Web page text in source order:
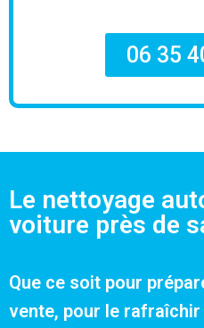
06 35
Le nettoyage
voiture près de
Que ce soit pour
vente, pour le